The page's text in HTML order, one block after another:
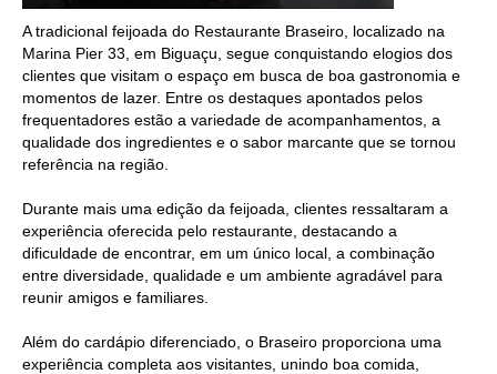
A tradicional feijoada do Restaurante Braseiro, localizado na
Marina Pier 33, em Biguaçu, segue conquistando elogios dos
clientes que visitam o espaço em busca de boa gastronomia e
momentos de lazer. Entre os destaques apontados pelos
frequentadores estão a variedade de acompanhamentos, a
qualidade dos ingredientes e o sabor marcante que se tornou
referência na região.
Durante mais uma edição da feijoada, clientes ressaltaram a
experiência oferecida pelo restaurante, destacando a
dificuldade de encontrar, em um único local, a combinação
entre diversidade, qualidade e um ambiente agradável para
reunir amigos e familiares.
Além do cardápio diferenciado, o Braseiro proporciona uma
experiência completa aos visitantes, unindo boa comida,